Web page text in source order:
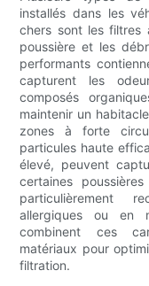
installés dans les
chers sont les filtres
poussière et les
performants
capturent les
composés
maintenir un
zones à forte
particules haute
élevé, peuvent
certaines
particulièrement
allergiques ou en
combinent ces
matériaux pour
filtration.